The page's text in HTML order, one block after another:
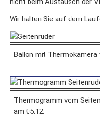
nicht beim Austausch der
Wir halten Sie auf dem
Ballon mit Thermokamera
Thermogramm vom
am 05.12.